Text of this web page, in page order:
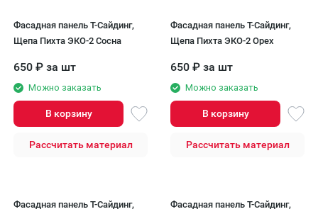
Фасадная панель T-Сайдинг,
Щепа Пихта ЭКО-2 Сосна
650 ₽ за шт
Можно заказать
В корзину
Рассчитать материал
Фасадная панель T-Сайдинг,
Щепа Пихта ЭКО-2 Орех
650 ₽ за шт
Можно заказать
В корзину
Рассчитать материал
Фасадная панель T-Сайдинг,
Фасадная панель T-Сайдинг,